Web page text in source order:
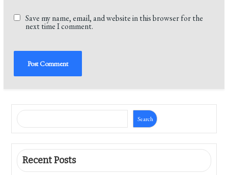
Save my name, email, and website in this browser for the
next time I comment.
Search
Recent Posts